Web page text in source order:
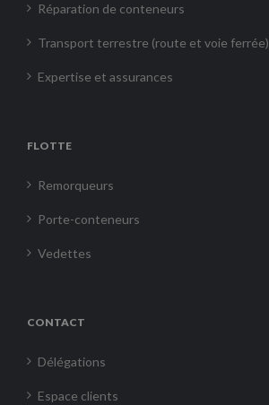
Réparation de conteneurs
Transport terrestre (route et voie ferrée)
Expertise et assurances
FLOTTE
Remorqueurs
Porte-conteneurs
Vedettes
CONTACT
Délégations
Espace clients